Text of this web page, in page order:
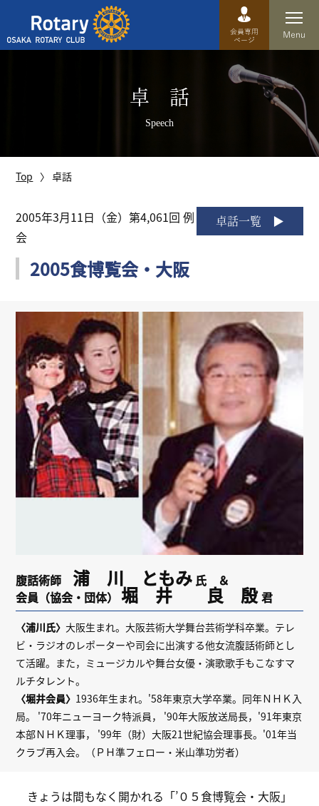
運営方針
歴史
特徴
リンク
会員専用ページ
English
卓 話
Speech
Top 卓話
卓話一覧
2005年3月11日（金）第4,061回 例
会
2005食博覧会・大阪
腹話術師浦 川 ともみ 氏 ＆
会員（協会・団体）堀 井 良 殷君
〈浦川氏〉 大阪生まれ。大阪芸術大学舞台芸術学科卒業。テレ
ビ・ラジオのレポーターや司会に出演する他女流腹話術師とし
て活躍。また，ミュージカルや舞台女優・演歌歌手もこなすマ
ルチタレント。
〈堀井会員〉 1936年生まれ。'58年東京大学卒業。同年ＮＨＫ入
局。 '70年ニューヨーク特派員， '90年大阪放送局長，'91年東京
本部ＮＨＫ理事， '99年（財）大阪21世紀協会理事長。'01年当
クラブ再入会。（ＰＨ準フェロー・米山準功労者）
きょうは間もなく開かれる「’０５食博覧会・大阪」